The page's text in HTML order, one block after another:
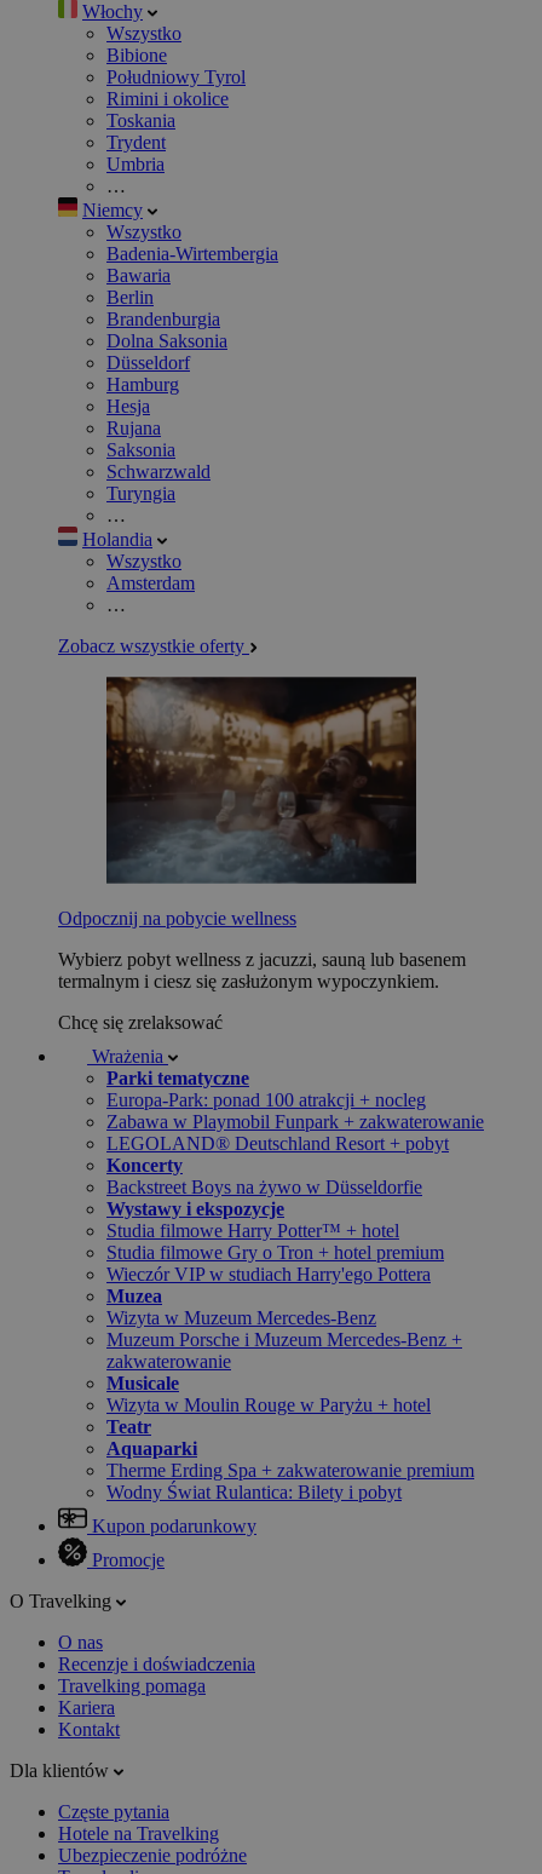
Włochy
Wszystko
Bibione
Południowy Tyrol
Rimini i okolice
Toskania
Trydent
Umbria
…
Niemcy
Wszystko
Badenia-Wirtembergia
Bawaria
Berlin
Brandenburgia
Dolna Saksonia
Düsseldorf
Hamburg
Hesja
Rujana
Saksonia
Schwarzwald
Turyngia
…
Holandia
Wszystko
Amsterdam
…
Zobacz wszystkie oferty
Odpocznij na pobycie wellness
Wybierz pobyt wellness z jacuzzi, sauną lub basenem
termalnym i ciesz się zasłużonym wypoczynkiem.
Chcę się zrelaksować
Wrażenia
Parki tematyczne
Europa-Park: ponad 100 atrakcji + nocleg
Zabawa w Playmobil Funpark + zakwaterowanie
LEGOLAND® Deutschland Resort + pobyt
Koncerty
Backstreet Boys na żywo w Düsseldorfie
Wystawy i ekspozycje
Studia filmowe Harry Potter™ + hotel
Studia filmowe Gry o Tron + hotel premium
Wieczór VIP w studiach Harry'ego Pottera
Muzea
Wizyta w Muzeum Mercedes-Benz
Muzeum Porsche i Muzeum Mercedes-Benz +
zakwaterowanie
Musicale
Wizyta w Moulin Rouge w Paryżu + hotel
Teatr
Aquaparki
Therme Erding Spa + zakwaterowanie premium
Wodny Świat Rulantica: Bilety i pobyt
Kupon podarunkowy
Promocje
O Travelking
O nas
Recenzje i doświadczenia
Travelking pomaga
Kariera
Kontakt
Dla klientów
Częste pytania
Hotele na Travelking
Ubezpieczenie podróżne